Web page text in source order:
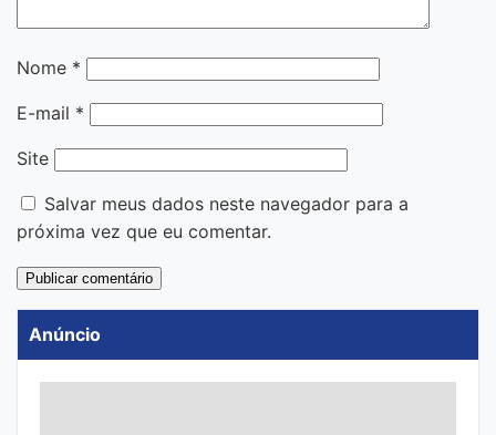
Nome *
E-mail *
Site
Salvar meus dados neste navegador para a
próxima vez que eu comentar.
Anúncio